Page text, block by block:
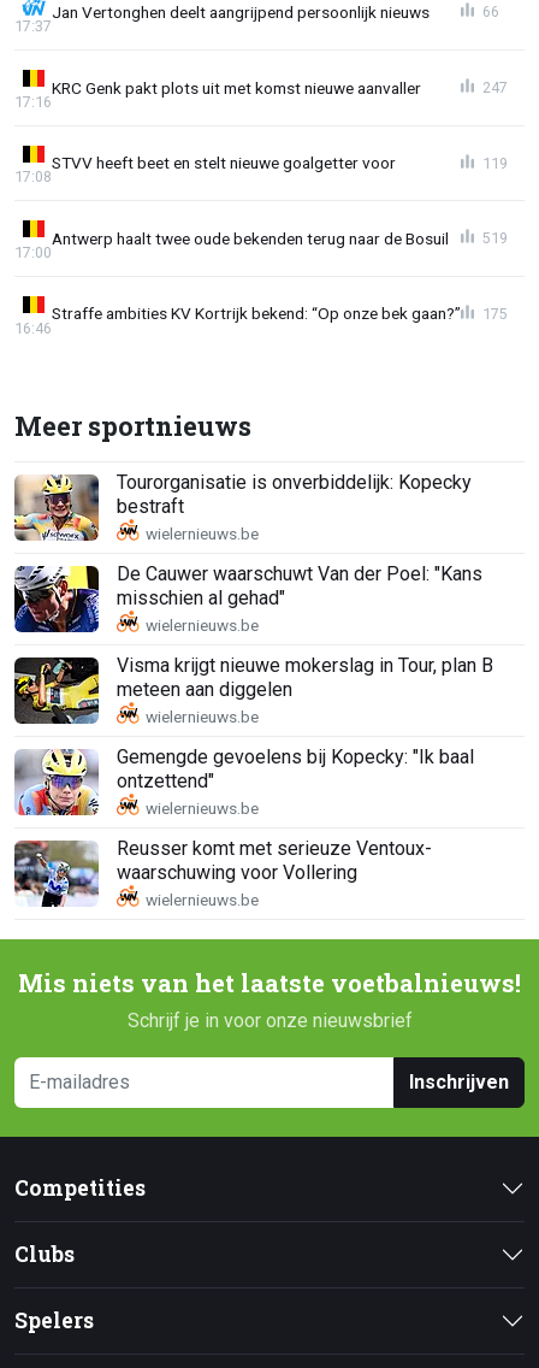
Jan Vertonghen deelt aangrijpend persoonlijk nieuws
17:37
66
KRC Genk pakt plots uit met komst nieuwe aanvaller
17:16
247
STVV heeft beet en stelt nieuwe goalgetter voor
17:08
119
Antwerp haalt twee oude bekenden terug naar de Bosuil
17:00
519
Straffe ambities KV Kortrijk bekend: “Op onze bek gaan?”
16:46
175
Meer sportnieuws
Tourorganisatie is onverbiddelijk: Kopecky
bestraft
De Cauwer waarschuwt Van der Poel: "Kans
misschien al gehad"
Visma krijgt nieuwe mokerslag in Tour, plan B
meteen aan diggelen
Gemengde gevoelens bij Kopecky: "Ik baal
ontzettend"
Reusser komt met serieuze Ventoux-
waarschuwing voor Vollering
Mis niets van het laatste voetbalnieuws!
Schrijf je in voor onze nieuwsbrief
Inschrijven
Competities
Clubs
Spelers